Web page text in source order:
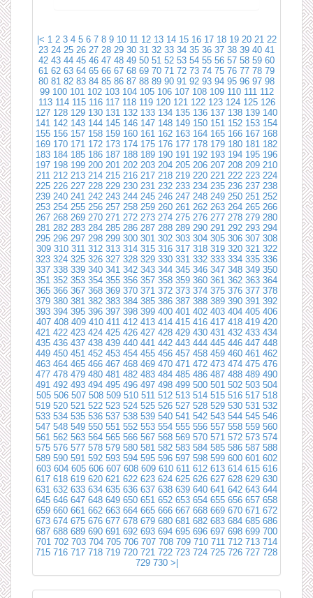
|< 1 2 3 4 5 6 7 8 9 10 11 12 13 14 15 16 17 18 19 20 21 22
23 24 25 26 27 28 29 30 31 32 33 34 35 36 37 38 39 40 41
42 43 44 45 46 47 48 49 50 51 52 53 54 55 56 57 58 59 60
61 62 63 64 65 66 67 68 69 70 71 72 73 74 75 76 77 78 79
80 81 82 83 84 85 86 87 88 89 90 91 92 93 94 95 96 97 98
99 100 101 102 103 104 105 106 107 108 109 110 111 112
113 114 115 116 117 118 119 120 121 122 123 124 125 126
127 128 129 130 131 132 133 134 135 136 137 138 139 140
141 142 143 144 145 146 147 148 149 150 151 152 153 154
155 156 157 158 159 160 161 162 163 164 165 166 167 168
169 170 171 172 173 174 175 176 177 178 179 180 181 182
183 184 185 186 187 188 189 190 191 192 193 194 195 196
197 198 199 200 201 202 203 204 205 206 207 208 209 210
211 212 213 214 215 216 217 218 219 220 221 222 223 224
225 226 227 228 229 230 231 232 233 234 235 236 237 238
239 240 241 242 243 244 245 246 247 248 249 250 251 252
253 254 255 256 257 258 259 260 261 262 263 264 265 266
267 268 269 270 271 272 273 274 275 276 277 278 279 280
281 282 283 284 285 286 287 288 289 290 291 292 293 294
295 296 297 298 299 300 301 302 303 304 305 306 307 308
309 310 311 312 313 314 315 316 317 318 319 320 321 322
323 324 325 326 327 328 329 330 331 332 333 334 335 336
337 338 339 340 341 342 343 344 345 346 347 348 349 350
351 352 353 354 355 356 357 358 359 360 361 362 363 364
365 366 367 368 369 370 371 372 373 374 375 376 377 378
379 380 381 382 383 384 385 386 387 388 389 390 391 392
393 394 395 396 397 398 399 400 401 402 403 404 405 406
407 408 409 410 411 412 413 414 415 416 417 418 419 420
421 422 423 424 425 426 427 428 429 430 431 432 433 434
435 436 437 438 439 440 441 442 443 444 445 446 447 448
449 450 451 452 453 454 455 456 457 458 459 460 461 462
463 464 465 466 467 468 469 470 471 472 473 474 475 476
477 478 479 480 481 482 483 484 485 486 487 488 489 490
491 492 493 494 495 496 497 498 499 500 501 502 503 504
505 506 507 508 509 510 511 512 513 514 515 516 517 518
519 520 521 522 523 524 525 526 527 528 529 530 531 532
533 534 535 536 537 538 539 540 541 542 543 544 545 546
547 548 549 550 551 552 553 554 555 556 557 558 559 560
561 562 563 564 565 566 567 568 569 570 571 572 573 574
575 576 577 578 579 580 581 582 583 584 585 586 587 588
589 590 591 592 593 594 595 596 597 598 599 600 601 602
603 604 605 606 607 608 609 610 611 612 613 614 615 616
617 618 619 620 621 622 623 624 625 626 627 628 629 630
631 632 633 634 635 636 637 638 639 640 641 642 643 644
645 646 647 648 649 650 651 652 653 654 655 656 657 658
659 660 661 662 663 664 665 666 667 668 669 670 671 672
673 674 675 676 677 678 679 680 681 682 683 684 685 686
687 688 689 690 691 692 693 694 695 696 697 698 699 700
701 702 703 704 705 706 707 708 709 710 711 712 713 714
715 716 717 718 719 720 721 722 723 724 725 726 727 728
729 730 >|